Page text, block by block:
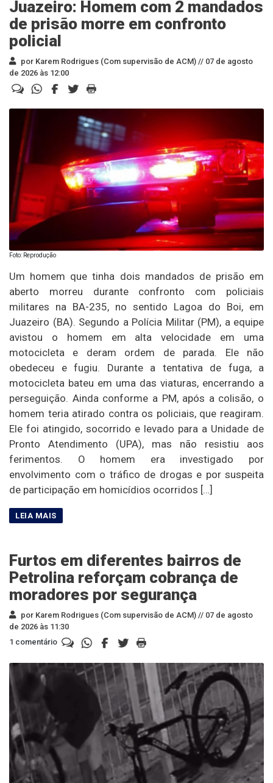
Juazeiro: Homem com 2 mandados
de prisão morre em confronto
policial
por Karem Rodrigues (Com supervisão de ACM) // 07 de agosto
de 2026 às 12:00
Foto: Reprodução
Um homem que tinha dois mandados de prisão em
aberto morreu durante confronto com policiais
militares na BA-235, no sentido Lagoa do Boi, em
Juazeiro (BA). Segundo a Polícia Militar (PM), a equipe
avistou o homem em alta velocidade em uma
motocicleta e deram ordem de parada. Ele não
obedeceu e fugiu. Durante a tentativa de fuga, a
motocicleta bateu em uma das viaturas, encerrando a
perseguição. Ainda conforme a PM, após a colisão, o
homem teria atirado contra os policiais, que reagiram.
Ele foi atingido, socorrido e levado para a Unidade de
Pronto Atendimento (UPA), mas não resistiu aos
ferimentos. O homem era investigado por
envolvimento com o tráfico de drogas e por suspeita
de participação em homicídios ocorridos […]
Furtos em diferentes bairros de
Petrolina reforçam cobrança de
moradores por segurança
por Karem Rodrigues (Com supervisão de ACM) // 07 de agosto
de 2026 às 11:30
1 comentário